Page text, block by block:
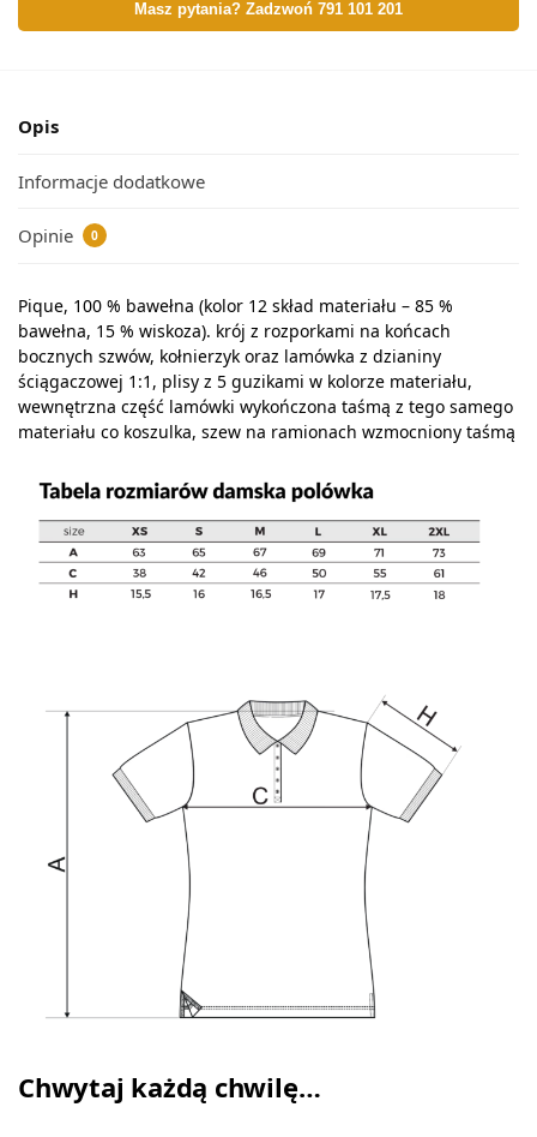
Masz pytania? Zadzwoń 791 101 201
Opis
Informacje dodatkowe
Opinie 0
Pique, 100 % bawełna (kolor 12 skład materiału – 85 %
bawełna, 15 % wiskoza). krój z rozporkami na końcach
bocznych szwów, kołnierzyk oraz lamówka z dzianiny
ściągaczowej 1:1, plisy z 5 guzikami w kolorze materiału,
wewnętrzna część lamówki wykończona taśmą z tego samego
materiału co koszulka, szew na ramionach wzmocniony taśmą
Chwytaj każdą chwilę…